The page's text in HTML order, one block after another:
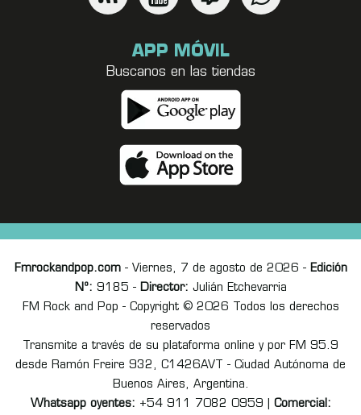
APP MÓVIL
Buscanos en las tiendas
Fmrockandpop.com- Viernes, 7 de agosto de 2026 - Edición
Nº: 9185 - Director: Julián Etchevarria
FM Rock and Pop - Copyright © 2026 Todos los derechos
reservados
Transmite a través de su plataforma online y por FM 95.9
desde Ramón Freire 932, C1426AVT - Ciudad Autónoma de
Buenos Aires, Argentina.
Whatsapp oyentes: +54 911 7082 0959 | Comercial: